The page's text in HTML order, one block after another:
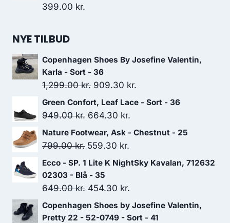
399.00 kr.
NYE TILBUD
Copenhagen Shoes By Josefine Valentin,
Karla - Sort - 36
1,299.00kr. Den
oprindelige
pris
1,299.00 kr..
909.30 kr.
aktuelle
Green Confort, Leaf Lace - Sort - 36
949.00kr. Den
oprindelige
pris
949.00 kr..
664.30 kr.
aktuelle
664.30 kr..
Nature Footwear, Ask - Chestnut - 25
799.00kr. Den
oprindelige
pris
var:
799.00 kr..
559.30 kr.
aktuelle
559.30 kr..
Ecco - SP. 1 Lite K NightSky Kavalan, 712632
02303 - Blå - 35
649.00kr. Den
oprindelige
pris
454.30 kr.
aktuelle
pris
Copenhagen Shoes by Josefine Valentin,
Pretty 22 - 52-0749 - Sort - 41